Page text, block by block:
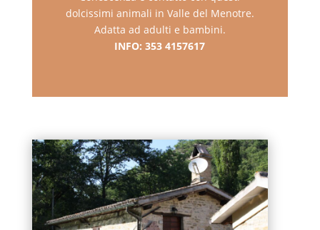
dolcissimi animali in Valle del Menotre.
Adatta ad adulti e bambini.
INFO: 353 4157617